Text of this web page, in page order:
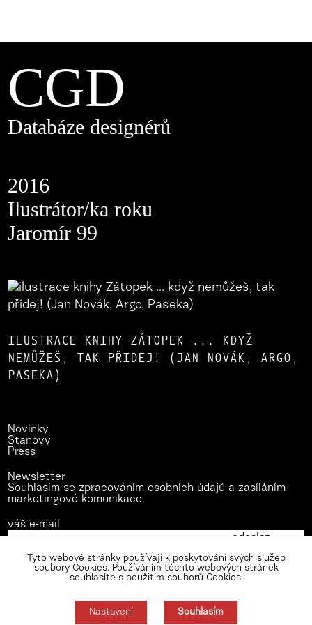
CGD
Databáze designérů
2016
Ilustrátor/ka roku
Jaromír 99
ILUSTRACE KNIHY ZÁTOPEK ... KDYŽ
NEMŮŽEŠ, TAK PŘIDEJ! (JAN NOVÁK, ARGO,
PASEKA)
Novinky
Stanovy
Press
Newsletter
Souhlasím se zpracováním osobních údajů a zasíláním
marketingové komunikace.
váš e-mail
Zásady zpracování osobních údajů
Tyto webové stránky používají k poskytování svých služeb
soubory Cookies. Používáním těchto webových stránek
souhlasíte s použitím souborů Cookies.
Nastavení Souhlasím